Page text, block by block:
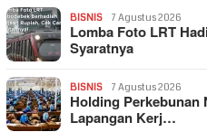
BISNIS 7 Agustus 2026
Lomba Foto LRT
Syaratnya
BISNIS 7 Agustus 2026
Holding Perkebunan
Lapangan Kerj…